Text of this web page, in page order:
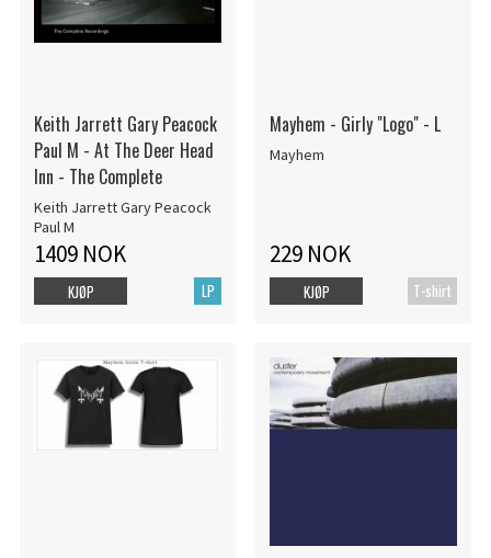
Keith Jarrett Gary Peacock
Paul M - At The Deer Head
Inn - The Complete
Keith Jarrett Gary Peacock
Paul M
1409 NOK
LP
KJØP
Mayhem - Girly "Logo" - L
Mayhem
229 NOK
T-shirt
KJØP